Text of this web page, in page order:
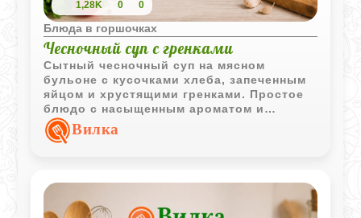
1,28K 0 0
Блюда в горшочках
Чесночный суп с гренками
Сытный чесночный суп на мясном
бульоне с кусочками хлеба, запеченным
яйцом и хрустящими гренками. Простое
блюдо с насыщенным ароматом и
выразительным вкусом.
Вилка